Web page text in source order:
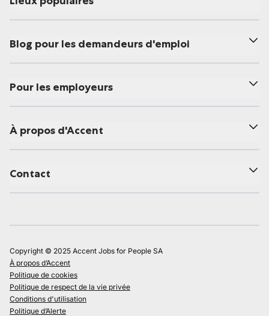
Blog pour les demandeurs d'emploi
Pour les employeurs
À propos d'Accent
Contact
Copyright © 2025 Accent Jobs for People SA
À propos d’Accent
Politique de cookies
Politique de respect de la vie privée
Conditions d'utilisation
Politique d’Alerte